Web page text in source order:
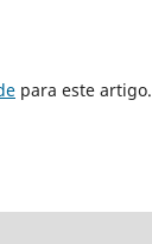
para este artigo.